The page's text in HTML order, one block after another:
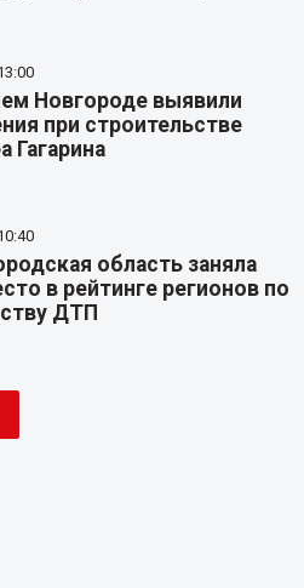
Новгороде выявили
при строительстве
Гагарина
область заняла
в рейтинге регионов по
ДТП